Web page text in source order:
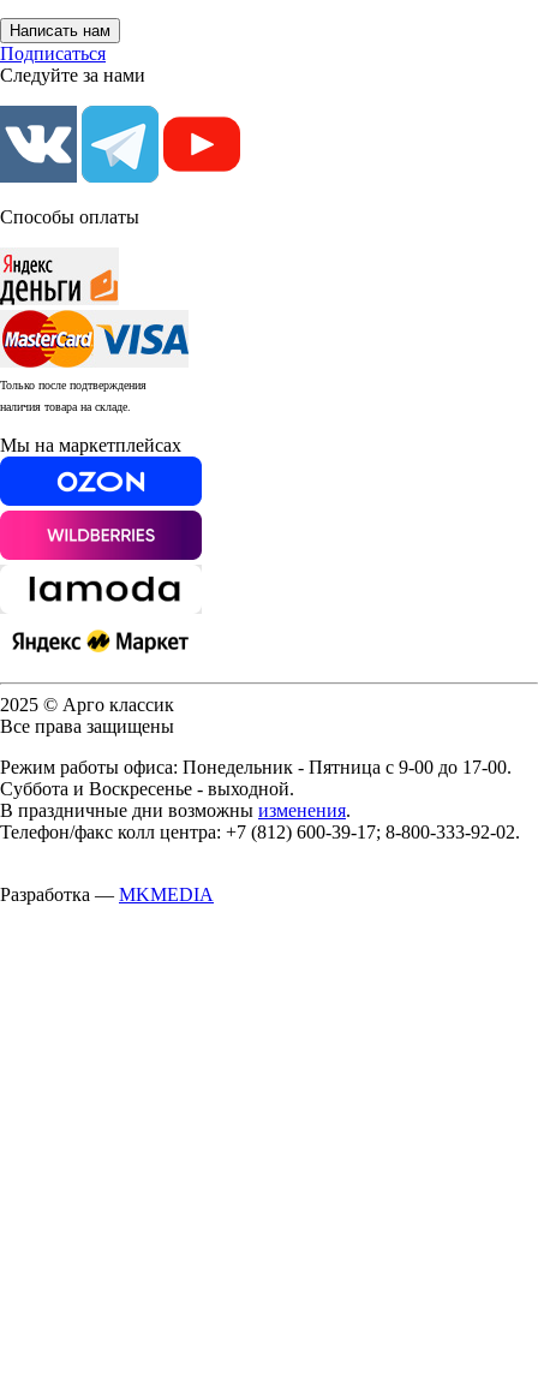
Написать нам
Подписаться
Следуйте за нами
Способы оплаты
Только после подтверждения
наличия товара на складе.
Мы на маркетплейсах
2025 © Арго классик
Все права защищены
Режим работы офиса: Понедельник - Пятница с 9-00 до 17-00.
Суббота и Воскресенье - выходной.
В праздничные дни возможны изменения.
Телефон/факс колл центра: +7 (812) 600-39-17; 8-800-333-92-02.
Разработка — MKMEDIA